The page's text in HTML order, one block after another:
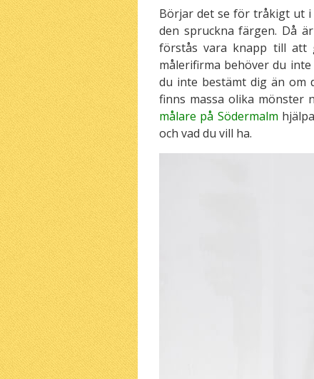
Börjar det se för tråkigt ut i
den spruckna färgen. Då
förstås vara knapp till att
målerifirma behöver du
du inte bestämt dig än om
finns massa olika mönster
målare på Södermalm
och vad du vill ha.